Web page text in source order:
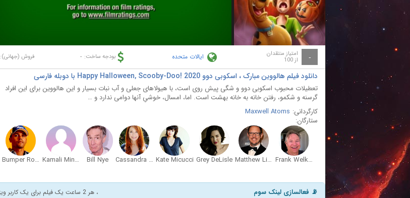
Video
- امتیاز منتقدان
از 100 ایالات متحده بودجه ساخت: - فروش (جهانی):
دانلود فیلم هالووین مبارک ، اسکوبی دوو Happy Halloween, Scooby-Doo! 2020 با دوبله فارسی
تعطیلات محبوب اسکوبی دوو و شگی پیش روی است، با هیولاهای جعلی و آب نبات بسیار و این هالووین برای این افراد
گرسنه و شکمو، رفتن خانه به خانه بهشت است. اما، امسال، خوشیِ آنها دوامی ندارد و …
کارگردانی: Maxwell Atoms
ستارگان:
Frank Welker
Matthew Lillard
Grey DeLisle
Kate Micucci
Cassandra Peterson
Bill Nye
Kamali Minter
Bumper Robinson
📡 فعالسازی لینک سوم ، هر 2 ساعت یک فیلم برای یک کاربر ویژه